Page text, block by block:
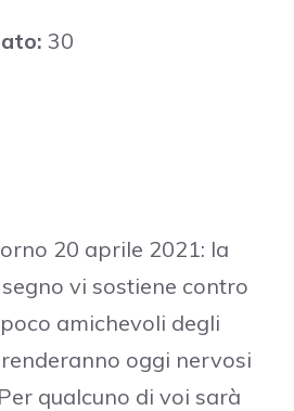
30
20 aprile 2021: la
vi sostiene contro
amichevoli degli
oggi nervosi
qualcuno di voi sarà